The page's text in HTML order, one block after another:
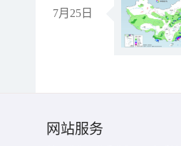
7月25日
网站服务